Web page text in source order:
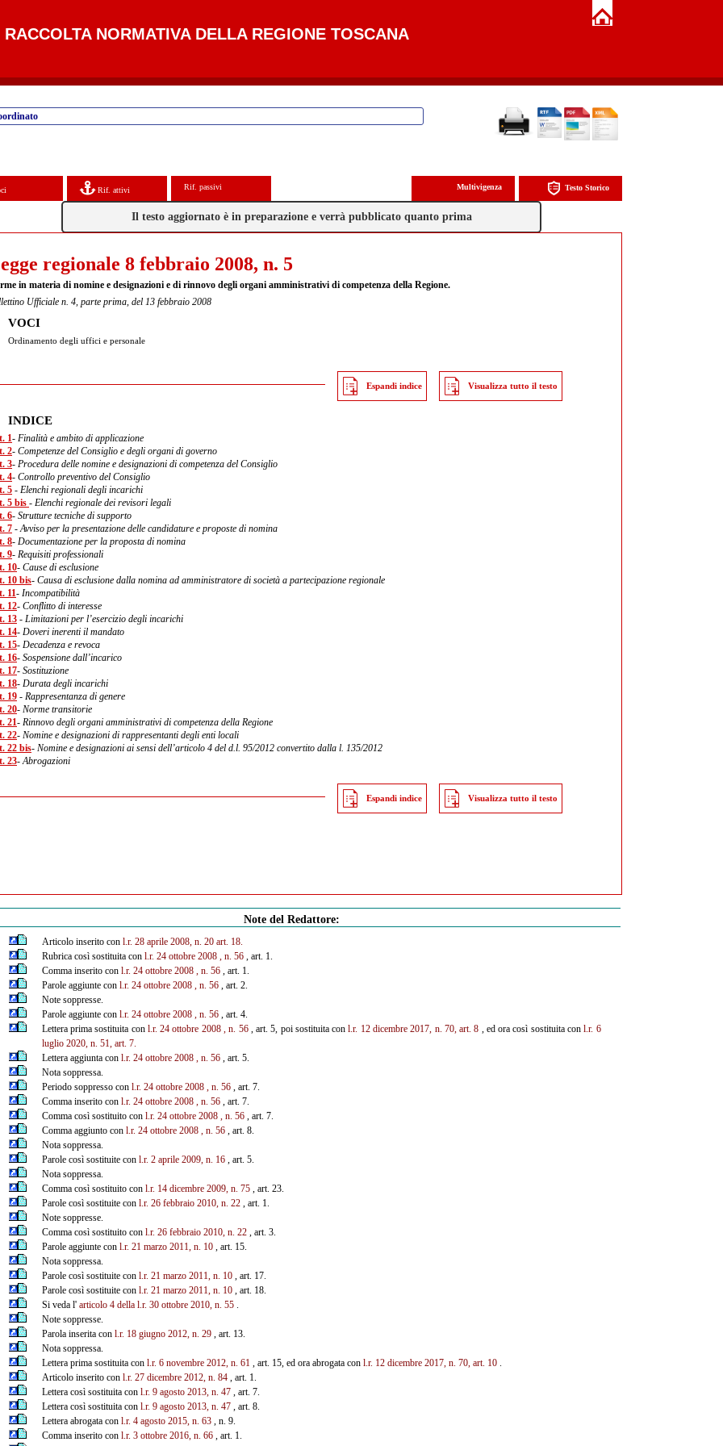
RACCOLTA NORMATIVA DELLA REGIONE TOSCANA
Rif. attivi Rif. passivi Testo Storico
Multivigenza
Il testo aggiornato è in preparazione e verrà pubblicato quanto prima
regionale 8 febbraio 2008, n. 5
in materia di nomine e designazioni e di rinnovo degli organi amministrativi di competenza della Regione.
Ufficiale n. 4, parte prima, del 13 febbraio 2008
VOCI
Ordinamento degli uffici e personale
Espandi indice Visualizza tutto il testo
INDICE
1- Finalità e ambito di applicazione
2- Competenze del Consiglio e degli organi di governo
3- Procedura delle nomine e designazioni di competenza del Consiglio
4- Controllo preventivo del Consiglio
5 - Elenchi regionali degli incarichi
5 bis - Elenchi regionale dei revisori legali
6- Strutture tecniche di supporto
7 - Avviso per la presentazione delle candidature e proposte di nomina
8- Documentazione per la proposta di nomina
9- Requisiti professionali
10- Cause di esclusione
10 bis- Causa di esclusione dalla nomina ad amministratore di società a partecipazione regionale
11- Incompatibilità
12- Conflitto di interesse
13 - Limitazioni per l’esercizio degli incarichi
14- Doveri inerenti il mandato
15- Decadenza e revoca
16- Sospensione dall’incarico
17- Sostituzione
18- Durata degli incarichi
19 - Rappresentanza di genere
20- Norme transitorie
21- Rinnovo degli organi amministrativi di competenza della Regione
22- Nomine e designazioni di rappresentanti degli enti locali
22 bis- Nomine e designazioni ai sensi dell’articolo 4 del d.l. 95/2012 convertito dalla l. 135/2012
23- Abrogazioni
Espandi indice Visualizza tutto il testo
Note del Redattore:
Articolo inserito con l.r. 28 aprile 2008, n. 20 art. 18.
Rubrica così sostituita con l.r. 24 ottobre 2008 , n. 56, art. 1.
Comma inserito con l.r. 24 ottobre 2008 , n. 56, art. 1.
Parole aggiunte con l.r. 24 ottobre 2008 , n. 56, art. 2.
Note soppresse.
Parole aggiunte con l.r. 24 ottobre 2008 , n. 56, art. 4.
Lettera prima sostituita con l.r. 24 ottobre 2008 , n. 56, art. 5, poi sostituita conl.r. 12 dicembre 2017, n. 70, art. 8 , ed ora così sostituita conl.r. 6
luglio 2020, n. 51, art. 7.
Lettera aggiunta con l.r. 24 ottobre 2008 , n. 56, art. 5.
Nota soppressa.
Periodo soppresso con l.r. 24 ottobre 2008 , n. 56, art. 7.
Comma inserito con l.r. 24 ottobre 2008 , n. 56, art. 7.
Comma così sostituito con l.r. 24 ottobre 2008 , n. 56, art. 7.
Comma aggiunto con l.r. 24 ottobre 2008 , n. 56, art. 8.
Nota soppressa.
Parole così sostituite con l.r. 2 aprile 2009, n. 16, art. 5.
Nota soppressa.
Comma così sostituito con l.r. 14 dicembre 2009, n. 75, art. 23.
Parole così sostituite con l.r. 26 febbraio 2010, n. 22, art. 1.
Note soppresse.
Comma così sostituito con l.r. 26 febbraio 2010, n. 22, art. 3.
Parole aggiunte con l.r. 21 marzo 2011, n. 10, art. 15.
Nota soppressa.
Parole così sostituite con l.r. 21 marzo 2011, n. 10, art. 17.
Parole così sostituite con l.r. 21 marzo 2011, n. 10, art. 18.
Si veda l' articolo 4 della l.r. 30 ottobre 2010, n. 55.
Note soppresse.
Parola inserita con l.r. 18 giugno 2012, n. 29, art. 13.
Nota soppressa.
Lettera prima sostituita con l.r. 6 novembre 2012, n. 61, art. 15, ed ora abrogata con l.r. 12 dicembre 2017, n. 70, art. 10.
Articolo inserito con l.r. 27 dicembre 2012, n. 84, art. 1.
Lettera così sostituita con l.r. 9 agosto 2013, n. 47, art. 7.
Lettera così sostituita con l.r. 9 agosto 2013, n. 47, art. 8.
Lettera abrogata con l.r. 4 agosto 2015, n. 63, n. 9.
Comma inserito con l.r. 3 ottobre 2016, n. 66, art. 1.